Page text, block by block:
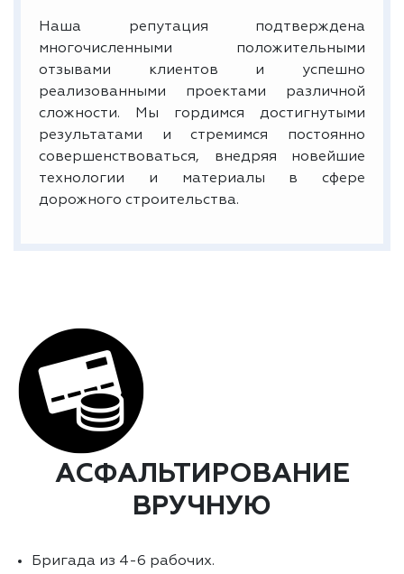
Наша репутация подтверждена
многочисленными положительными
отзывами клиентов и успешно
реализованными проектами различной
сложности. Мы гордимся достигнутыми
результатами и стремимся постоянно
совершенствоваться, внедряя новейшие
технологии и материалы в сфере
дорожного строительства.
АСФАЛЬТИРОВАНИЕ
ВРУЧНУЮ
Бригада из 4-6 рабочих.